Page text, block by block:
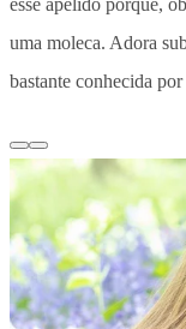
uma moleca. Adora
bastante conhecida